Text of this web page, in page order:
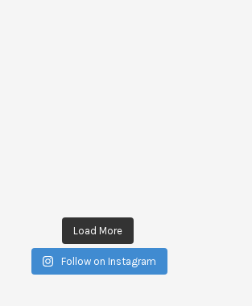
Load More
Follow on Instagram